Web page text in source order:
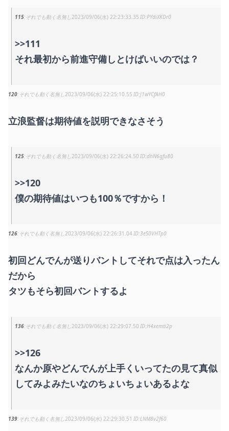
115 それでも動く名無し2023/09/06(水) 22:23:33.35 PYdiXKDr0
>>111
それ最初から前進守備しとけばいいのでは？
120 それでも動く名無し2023/09/06(水) 22:25:10.55 J1wYCfAH0
立浪監督は期待値を説明できなさそう
125 それでも動く名無し2023/09/06(水) 22:26:24.50 dhN6gfu80
>>120
僕の期待値はいつも100％ですから！
126 それでも動く名無し2023/09/06(水) 22:26:31.04 3eS0VHTp0
初回どんでんが送りバントしてそれで点は入ったん
だから
タツもそら初回バントするよ
136 それでも動く名無し2023/09/06(水) 22:29:07.50 H4xemti2p
>>126
なんか原やどんでんが上手くいってたの見て真似
してみよみたいなのちょいちょいあるよな
139 それでも動く名無し2023/09/06(水) 22:29:30.51 LNM8v2f60